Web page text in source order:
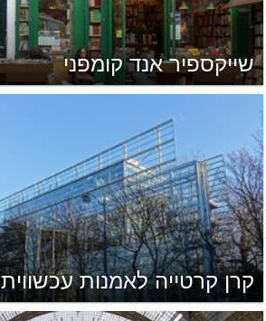
שייקספיר אנד קומפני
קרן קרטייה לאמנות עכשווית